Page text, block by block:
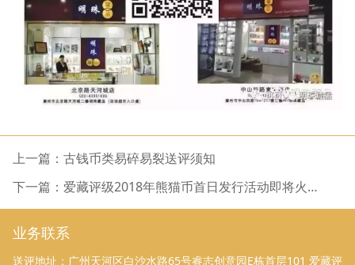
上一篇：古钱币类易碎易裂送评须知
下一篇：爱藏评级2018年熊猫币首日发行活动即将火热
启动
业务联系
送评地址：广州天河区白沙水路65号睿志创意园E栋首层101 爱藏评